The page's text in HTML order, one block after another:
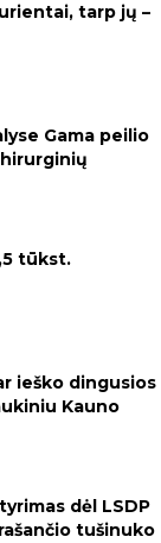
tarp jų –
Gama peilio
tūkst.
ieško dingusios
Kauno
dėl LSDP
tušinuko